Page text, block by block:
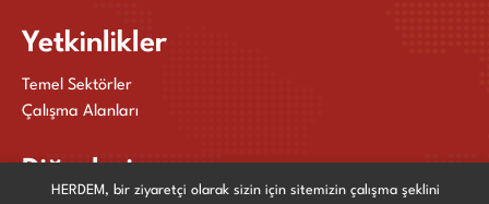
Yetkinlikler
Temel Sektörler
Çalışma Alanları
Diğerleri
HERDEM, bir ziyaretçi olarak sizin için sitemizin çalışma şeklini